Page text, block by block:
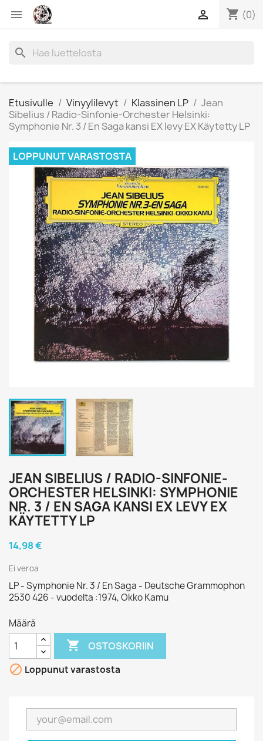
 shopping_cart (0)

search
Etusivulle Vinyylilevyt Klassinen LP
Jean
Sibelius / Radio-Sinfonie-Orchester Helsinki:
Symphonie Nr. 3 / En Saga kansi EX levy EX Käytetty LP
LOPPUNUT VARASTOSTA
JEAN SIBELIUS / RADIO-SINFONIE-
ORCHESTER HELSINKI: SYMPHONIE
NR. 3 / EN SAGA KANSI EX LEVY EX
KÄYTETTY LP
14,98 €
Ei veroa
LP - Symphonie Nr. 3 / En Saga - Deutsche Grammophon
2530 426 - vuodelta :1974, Okko Kamu
Määrä
 OSTOSKORIIN
 Loppunut varastosta